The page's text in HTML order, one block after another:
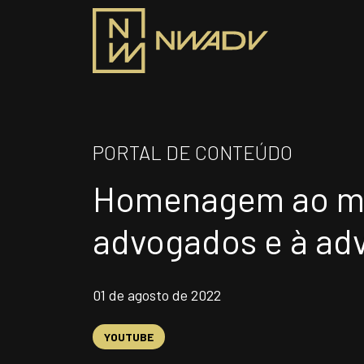
Somos a NWADV
Entregas e Soluções
Prêmios/Reconhecimentos
Siga-nos
PORTAL DE CONTEÚDO
Homenagem ao
advogados e à
01 de agosto de 2022
YOUTUBE